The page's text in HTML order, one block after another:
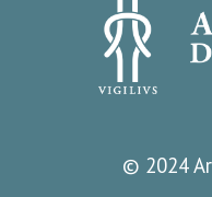
© 2024